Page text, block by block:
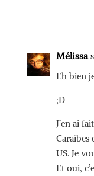
Mélissa
Eh bien
;D
J’en ai
Caraïbes
US. Je
Et oui,